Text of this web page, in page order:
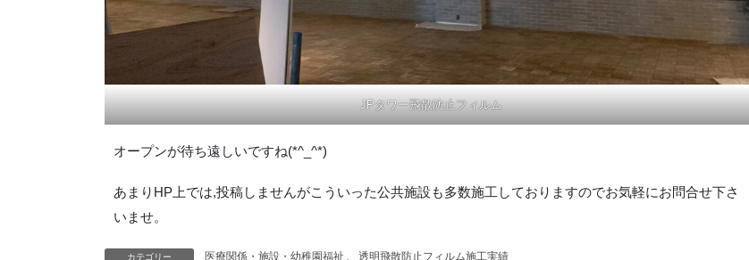
JPタワー飛散防止フィルム
オープンが待ち遠しいですね(*^_^*)
あまりHP上では,投稿しませんがこういった公共施設も多数施工しておりますのでお気軽にお問合せ下さ
いませ。
カテゴリー 医療関係・施設・幼稚園福祉 、 透明飛散防止フィルム施工実績